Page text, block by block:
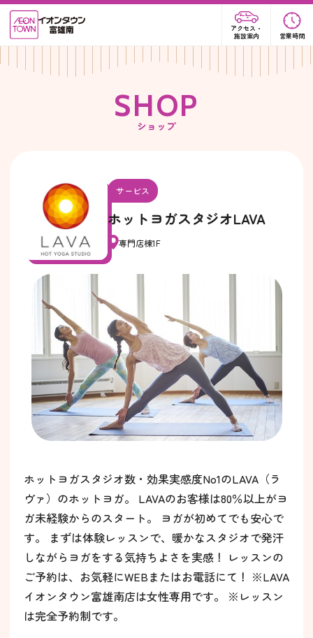
アクセス・
施設案内
営業時間
SHOP
ショップ
サービス
ホットヨガスタジオLAVA
専門店棟1F
ホットヨガスタジオ数・効果実感度No1のLAVA（ラ
ヴァ）のホットヨガ。 LAVAのお客様は80％以上がヨ
ガ未経験からのスタート。 ヨガが初めてでも安心で
す。 まずは体験レッスンで、暖かなスタジオで発汗
しながらヨガをする気持ちよさを実感！ レッスンの
ご予約は、お気軽にWEBまたはお電話にて！ ※LAVA
イオンタウン富雄南店は女性専用です。 ※レッスン
は完全予約制です。